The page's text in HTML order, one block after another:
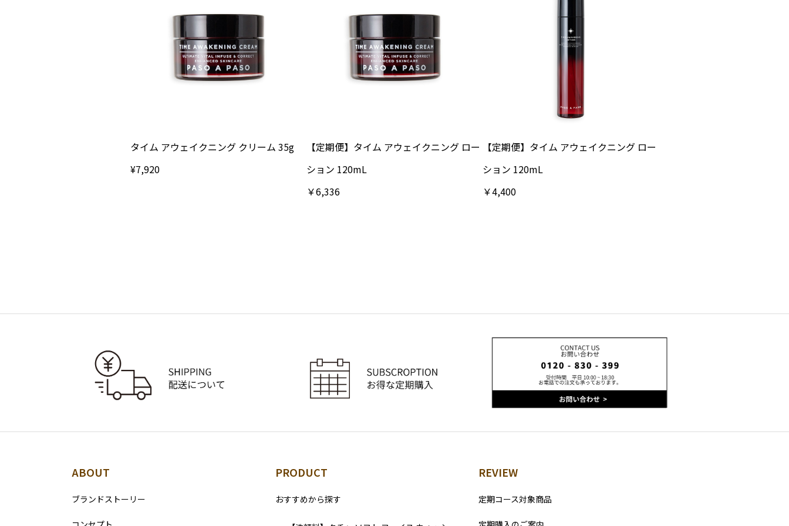
タイム アウェイクニング クリーム 35g
¥7,920
【定期便】タイム アウェイクニング ロー
ション 120mL
￥6,336
【定期便】タイム アウェイクニング ロー
ション 120mL
￥4,400
ABOUT
ブランドストーリー
PRODUCT
おすすめから探す
REVIEW
定期コース対象商品